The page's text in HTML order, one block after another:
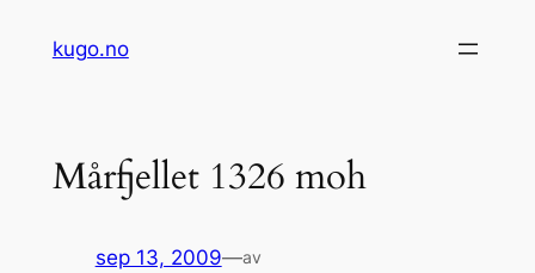
kugo.no
Mårfjellet 1326 moh
sep 13, 2009—av